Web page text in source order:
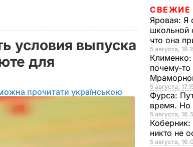
условия выпуска
для
прочитати українською
СВЕЖИЕ
Яровая: Я
школьной
что она
5 августа,
Клименко:
почему-
5 августа,
Фурса:
время.
5 августа,
Коберник:
никто не
5 августа,